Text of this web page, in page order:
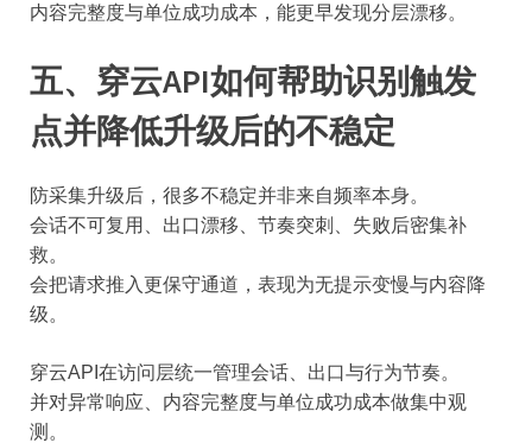
内容完整度与单位成功成本，能更早发现分层漂移。
五、穿云API如何帮助识别触发
点并降低升级后的不稳定
防采集升级后，很多不稳定并非来自频率本身。
会话不可复用、出口漂移、节奏突刺、失败后密集补
救。
会把请求推入更保守通道，表现为无提示变慢与内容降
级。
穿云API在访问层统一管理会话、出口与行为节奏。
并对异常响应、内容完整度与单位成功成本做集中观
测。